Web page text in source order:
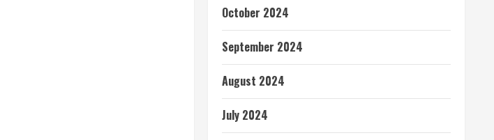
October 2024
September 2024
August 2024
July 2024